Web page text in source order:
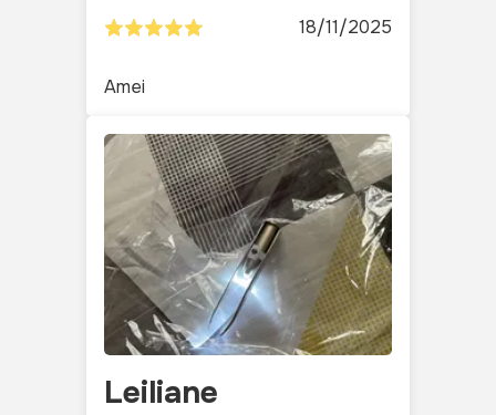
18/11/2025
Amei
Leiliane